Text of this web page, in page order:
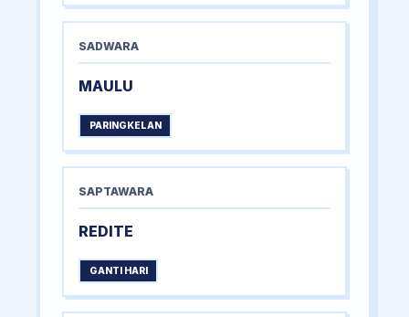
SADWARA
MAULU
PARINGKELAN
SAPTAWARA
REDITE
GANTI HARI